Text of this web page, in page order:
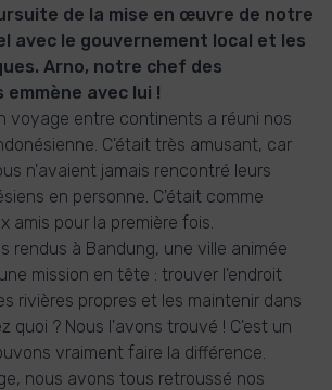
de la mise en œuvre de notre
avec le gouvernement local et les
Arno, notre chef des
avec lui !
voyage entre continents a réuni nos
C'était très amusant, car
n'avaient jamais rencontré leurs
en personne. C'était comme
amis pour la première fois.
rendus à Bandung, une ville animée
mission en tête : trouver l'endroit
rivières propres et les maintenir dans
quoi ? Nous l'avons trouvé ! C'est un
vraiment faire la différence.
nous avons tous retroussé nos